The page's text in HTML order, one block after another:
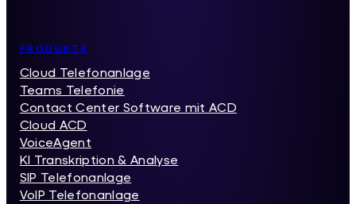
Inhaltsverzeichnis
PRODUKTE
Cloud Telefonanlage
Teams Telefonie
Contact Center Software mit ACD
Cloud ACD
VoiceAgent
KI Transkription & Analyse
SIP Telefonanlage
VoIP Telefonanlage